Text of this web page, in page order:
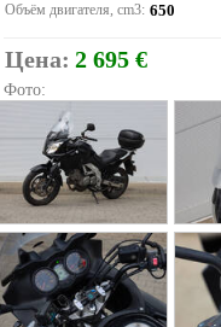
Объём двигателя, cm3: 650
Цена: 2 695 €
Фото: